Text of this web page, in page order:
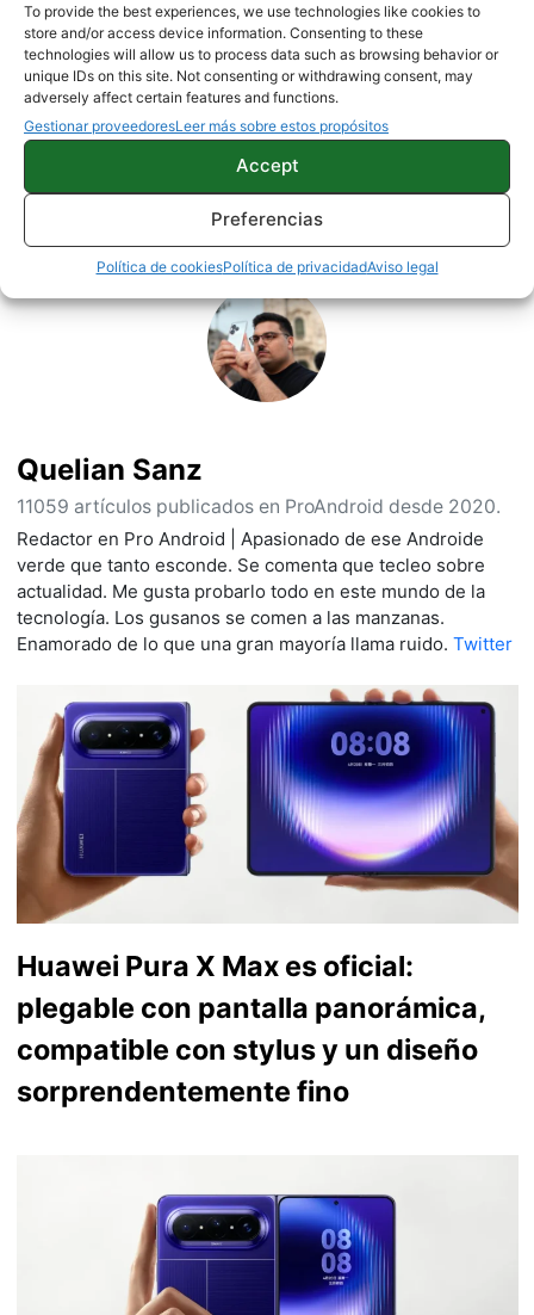
To provide the best experiences, we use technologies like cookies to
store and/or access device information. Consenting to these
technologies will allow us to process data such as browsing behavior or
unique IDs on this site. Not consenting or withdrawing consent, may
adversely affect certain features and functions.
Gestionar proveedoresLeer más sobre estos propósitos
Accept
Preferencias
Política de cookiesPolítica de privacidadAviso legal
Fuente | Huawei
HUAWEI NOTICIAS
Quelian Sanz
11059 artículos publicados en ProAndroid desde 2020.
Redactor en Pro Android | Apasionado de ese Androide
verde que tanto esconde. Se comenta que tecleo sobre
actualidad. Me gusta probarlo todo en este mundo de la
tecnología. Los gusanos se comen a las manzanas.
Enamorado de lo que una gran mayoría llama ruido. Twitter
Huawei Pura X Max es oficial:
plegable con pantalla panorámica,
compatible con stylus y un diseño
sorprendentemente fino